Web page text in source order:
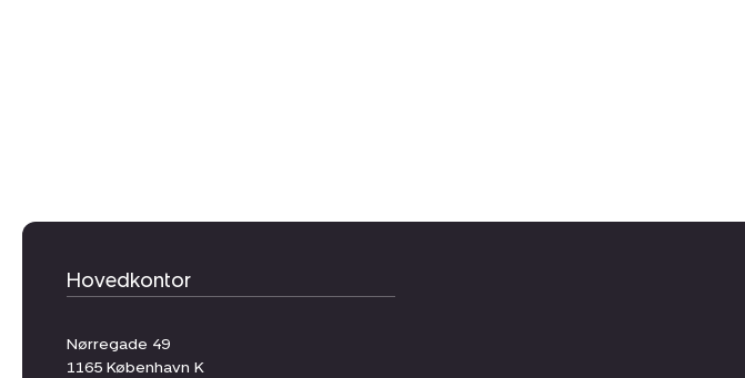
Hovedkontor
Nørregade 49
1165 København K